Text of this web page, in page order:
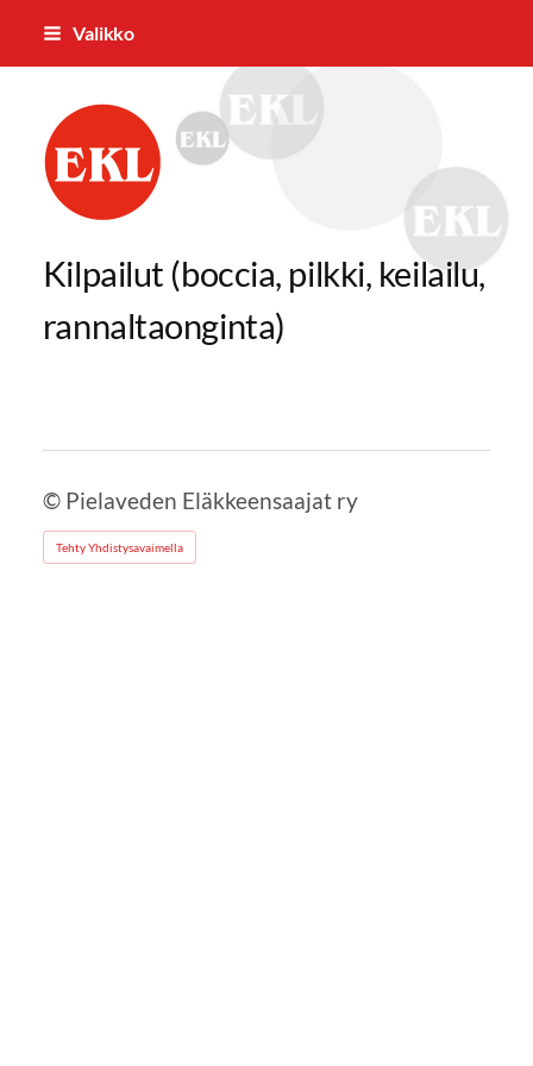
Siirry
Valikko
Pielaveden Eläkkeensaajat ry
Kilpailut (boccia, pilkki, keilailu,
rannaltaonginta)
© Pielaveden Eläkkeensaajat ry
Tehty Yhdistysavaimella